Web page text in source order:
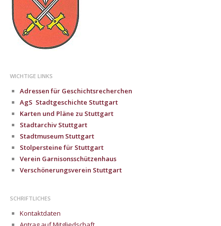
WICHTIGE LINKS
Adressen für Geschichtsrecherchen
AgS Stadtgeschichte Stuttgart
Karten und Pläne zu Stuttgart
Stadtarchiv Stuttgart
Stadtmuseum Stuttgart
Stolpersteine für Stuttgart
Verein Garnisonsschützenhaus
Verschönerungsverein Stuttgart
SCHRIFTLICHES
Kontaktdaten